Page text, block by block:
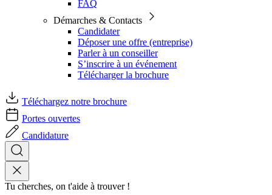
FAQ
Démarches & Contacts
Candidater
Déposer une offre (entreprise)
Parler à un conseiller
S’inscrire à un événement
Télécharger la brochure
Téléchargez notre brochure
Portes ouvertes
Candidature
Tu cherches, on t'aide à trouver !